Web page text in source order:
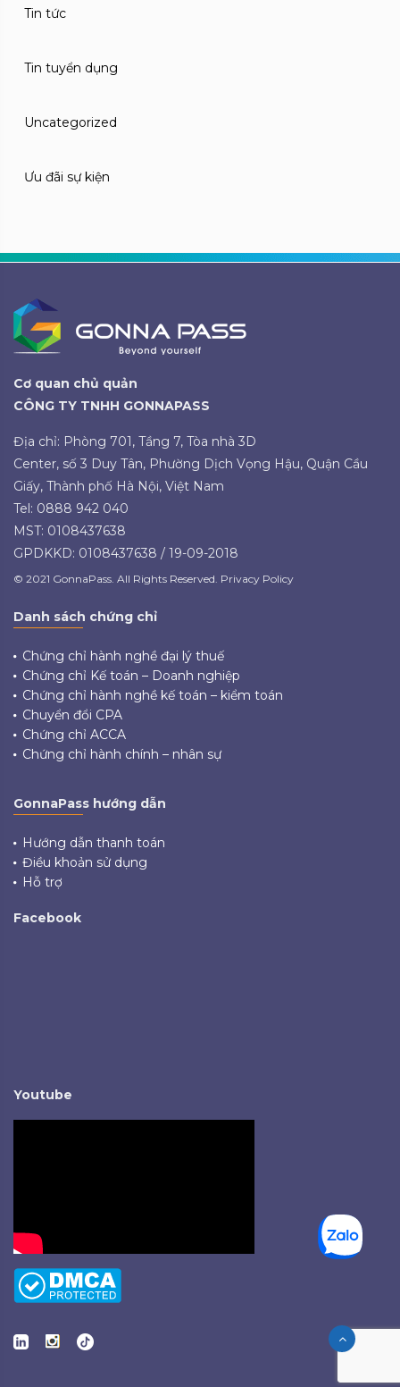
Tin tức
Tin tuyển dụng
Uncategorized
Ưu đãi sự kiện
Cơ quan chủ quản
CÔNG TY TNHH GONNAPASS
Địa chỉ: Phòng 701, Tầng 7, Tòa nhà 3D
Center, số 3 Duy Tân, Phường Dịch Vọng Hậu, Quận Cầu
Giấy, Thành phố Hà Nội, Việt Nam
Tel: 0888 942 040
MST: 0108437638
GPDKKD: 0108437638 / 19-09-2018
© 2021 GonnaPass. All Rights Reserved. Privacy Policy
Danh sách chứng chỉ
Chứng chỉ hành nghề đại lý thuế
Chứng chỉ Kế toán – Doanh nghiệp
Chứng chỉ hành nghề kế toán – kiểm toán
Chuyển đổi CPA
Chứng chỉ ACCA
Chứng chỉ hành chính – nhân sự
GonnaPass hướng dẫn
Hướng dẫn thanh toán
Điều khoản sử dụng
Hỗ trợ
Facebook
Youtube